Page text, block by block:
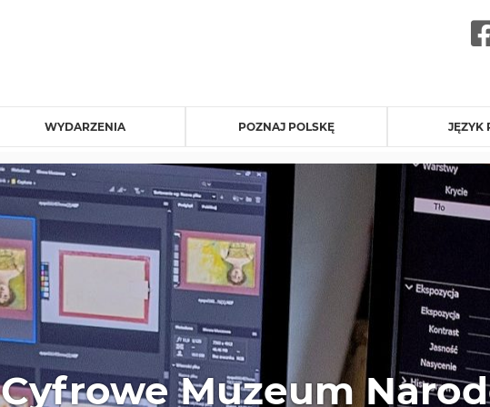
WYDARZENIA POZNAJ POLSKĘ JĘZYK
Cyfrowe Muzeum